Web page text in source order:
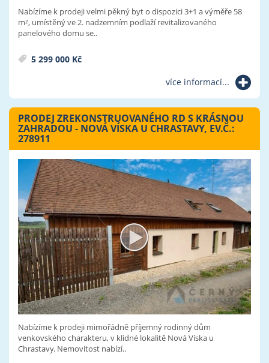
Nabízíme k prodeji velmi pěkný byt o dispozici 3+1 a výměře 58
m², umístěný ve 2. nadzemním podlaží revitalizovaného
panelového domu se..
5 299 000 Kč
více informací...
PRODEJ ZREKONSTRUOVANÉHO RD S KRÁSNOU
ZAHRADOU - NOVÁ VÍSKA U CHRASTAVY, EV.Č.:
278911
Nabízíme k prodeji mimořádně příjemný rodinný dům
venkovského charakteru, v klidné lokalitě Nová Víska u
Chrastavy. Nemovitost nabízí..